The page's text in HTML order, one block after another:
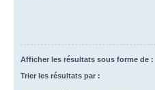
Afficher les résultats sous forme de :
Trier les résultats par :